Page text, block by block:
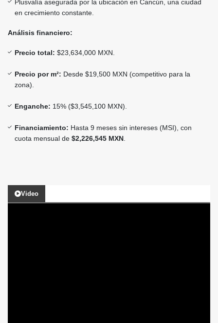
Plusvalía asegurada por la ubicación en Cancún, una ciudad
en crecimiento constante.
Análisis financiero:
Precio total: $23,634,000 MXN.
Precio por m²: Desde $19,500 MXN (competitivo para la
zona).
Enganche: 15% ($3,545,100 MXN).
Financiamiento: Hasta 9 meses sin intereses (MSI), con
cuota mensual de $2,226,545 MXN
Video